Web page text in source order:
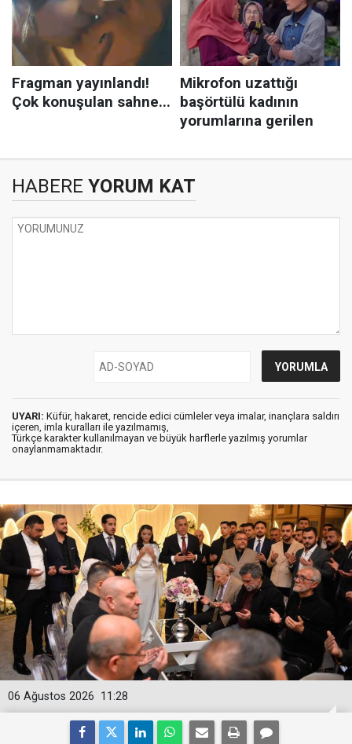
HABERE YORUM KAT
UYARI: Küfür, hakaret, rencide edici cümleler veya imalar, inançlara saldırı
içeren, imla kuralları ile yazılmamış,
Türkçe karakter kullanılmayan ve büyük harflerle yazılmış yorumlar
onaylanmamaktadır.
11:28
06 Ağustos 2026